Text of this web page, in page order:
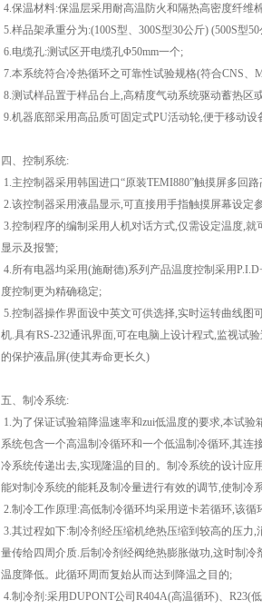
4.保温材料:保温层采用耐高温防火和隔热高密度纤维
5.样品架承重分为:(100S型、300S型30公斤) (500S型
6.电缆孔:测试区开电缆孔Φ50mm一个;
7.本系统符合冷热循环之可靠性试验规格(符合CNS、
8.测试样品置于样品台上,高精度气动系统驱动蓄热区
9.机器底部采用高品质可固定式PU活动轮,便于移动设
四、控制系统:
1.主控制器采用韩国进口“原装TEMI880”触摸屏多回
2.该控制器采用液晶显示,可直接用手指触摸屏幕设定
3.控制程序的编制采用人机对话方式,仅需设定温度,
显示及报警;
4.所有电器均采用(施耐德)系列产品温度控制采用
度控制更为精确稳定;
5.控制器操作界面设中英文可供选择,实时运转曲线图
机.具有RS-232通讯界面,可在电脑上设计程式,监视试
的保护液晶屏(使其寿命更长久)
五、制冷系统:
1.为了保证试验箱降温速率和zui低温度的要求,本试
系统包含一个高温制冷循环和一个低温制冷循环,其连
冷系统传递出去,实现隆温的目的。制冷系统的设计应
能对制冷系统的能耗及制冷量进行有效的调节,使制冷
2.制冷工作原理:高低制冷循环均采用逆卡若循环,该循
3.其过程如下:制冷剂经压缩机绝热压缩到较高的压力
量传给四周介质.后制冷剂经阀绝热膨胀做功,这时制
温度降低。此循环周而复始从而达到降温之目的;
4.制冷剂:采用DUPONT公司R404A(高温循环)、R23(